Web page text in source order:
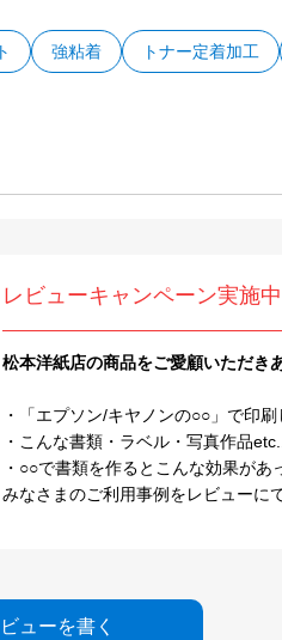
強粘着 トナー定着加工
レビューキャンペーン実施中
松本洋紙店の商品をご愛顧いただき
・「エプソン/キヤノンの○○」で印
・こんな書類・ラベル・写真作品
・○○で書類を作るとこんな効果があ
みなさまのご利用事例をレビューに
ューを書く